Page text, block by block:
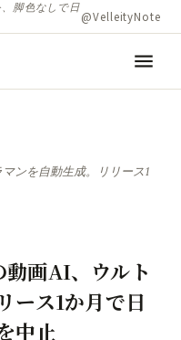
脚色なしで日
@VelleityNote
menu
ンを自動生成。リリース1
画AI、ウルト
ース1か月で日
中止